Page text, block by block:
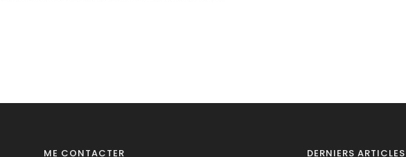
ME CONTACTER DERNIERS ARTICLES